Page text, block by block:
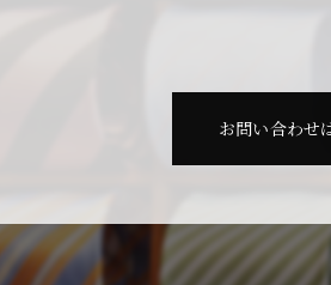
お問い合わせ